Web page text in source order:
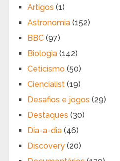
Artigos (1)
Astronomia (152)
BBC (97)
Biologia (142)
Ceticismo (50)
Ciencialist (19)
Desafios e jogos (29)
Destaques (30)
Dia-a-dia (46)
Discovery (20)